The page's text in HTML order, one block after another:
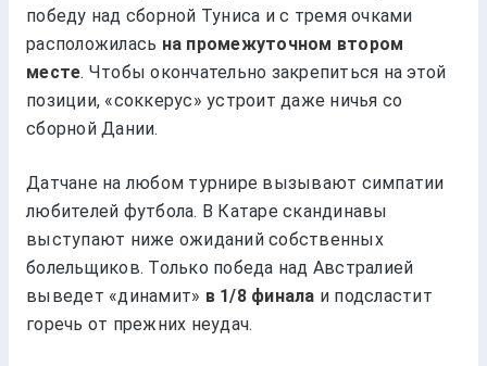
победу над сборной Туниса и с тремя очками
расположилась на промежуточном втором
месте. Чтобы окончательно закрепиться на этой
позиции, «соккерус» устроит даже ничья со
сборной Дании.
Датчане на любом турнире вызывают симпатии
любителей футбола. В Катаре скандинавы
выступают ниже ожиданий собственных
болельщиков. Только победа над Австралией
выведет «динамит» в 1/8 финала и подсластит
горечь от прежних неудач.